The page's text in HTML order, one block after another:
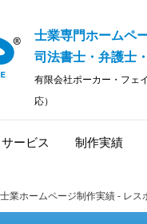
士業専門ホームペ
司法書士・弁護士
有限会社ポーカー・フェ
応）
サービス 制作実績
業ホームページ制作実績 - レ